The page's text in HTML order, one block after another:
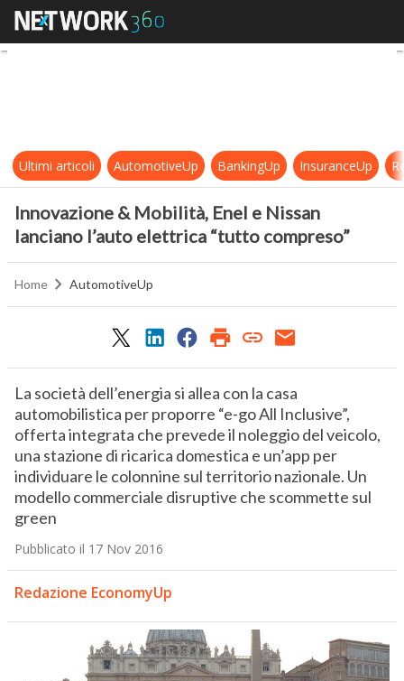
Innovazione & Mobilità, Enel e
Ultimi articoli AutomotiveUp BankingUp InsuranceUp
Innovazione & Mobilità, Enel e Nissan
lanciano l’auto elettrica “tutto compreso”
Home AutomotiveUp
La società dell’energia si allea con la casa
automobilistica per proporre “e-go All Inclusive”,
offerta integrata che prevede il noleggio del veicolo,
una stazione di ricarica domestica e un’app per
individuare le colonnine sul territorio nazionale. Un
modello commerciale disruptive che scommette sul
green
Pubblicato il 17 Nov 2016
Redazione EconomyUp